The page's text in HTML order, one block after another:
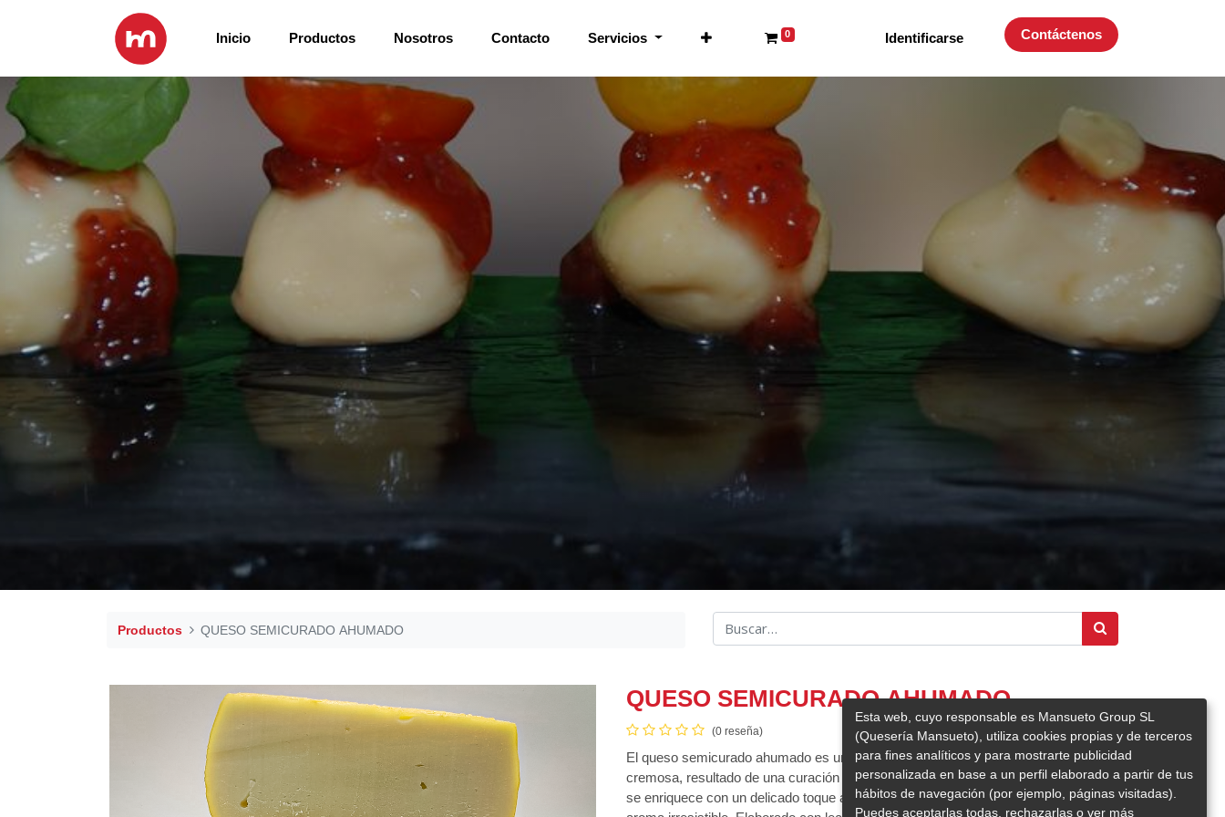
Inicio Productos Nosotros Contacto Servicios 0 Identificarse Contáctenos
Productos QUESO SEMICURADO AHUMADO
QUESO SEMICURADO AHUMADO
(0 reseña)
El queso semicurado ahumado es una delicia artesanal con una textura firme y
cremosa, resultado de una curación media cuidada. Su sabor suave pero profundo
se enriquece con un delicado toque ahumado, que aporta notas tradicionales y un
Esta web, cuyo responsable es Mansueto Group SL
(Quesería Mansueto), utiliza cookies propias y de terceros
para fines analíticos y para mostrarte publicidad
personalizada en base a un perfil elaborado a partir de tus
hábitos de navegación (por ejemplo, páginas visitadas).
Puedes aceptarlas todas, rechazarlas o ver más